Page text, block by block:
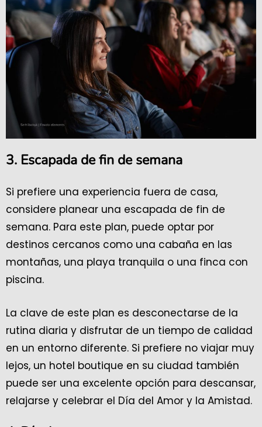
3. Escapada de fin de semana
Si prefiere una experiencia fuera de casa,
considere planear una escapada de fin de
semana. Para este plan, puede optar por
destinos cercanos como una cabaña en las
montañas, una playa tranquila o una finca con
piscina.
La clave de este plan es desconectarse de la
rutina diaria y disfrutar de un tiempo de calidad
en un entorno diferente. Si prefiere no viajar muy
lejos, un hotel boutique en su ciudad también
puede ser una excelente opción para descansar,
relajarse y celebrar el Día del Amor y la Amistad.